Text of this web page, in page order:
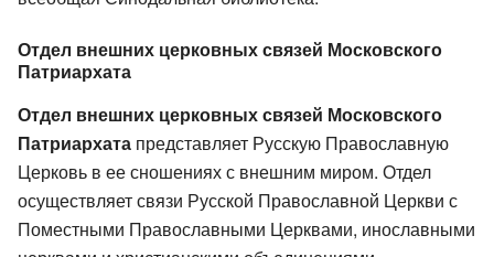
Отдел внешних церковных связей Московского
Патриархата
Отдел внешних церковных связей Московского
Патриархата представляет Русскую Православную
Церковь в ее сношениях с внешним миром. Отдел
осуществляет связи Русской Православной Церкви с
Поместными Православными Церквами, инославными